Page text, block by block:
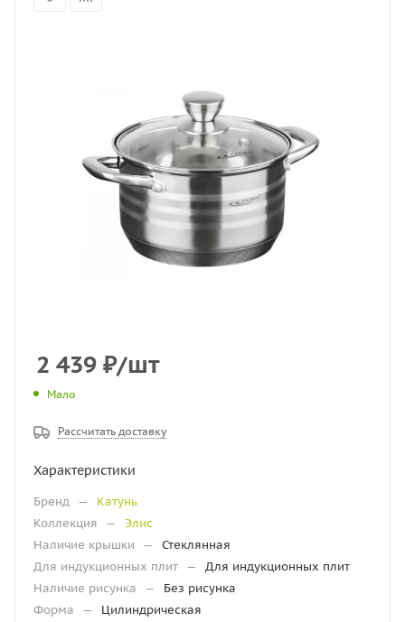
2 439 ₽/шт
Мало
Рассчитать доставку
Характеристики
Бренд —
Катунь
Коллекция
—
Элис
Наличие крышки
—
Стеклянная
Для индукционных плит —
Для индукционных плит
Наличие рисунка
—
Без рисунка
Форма
— Цилиндрическая